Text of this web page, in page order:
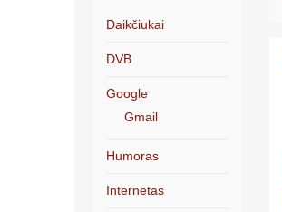
Daikčiukai
DVB
Google
Gmail
Humoras
Internetas